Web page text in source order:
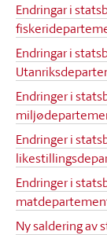
Endringar i
Endringar i
Endringer i
Endringer i
Endringer i
Ny saldering av